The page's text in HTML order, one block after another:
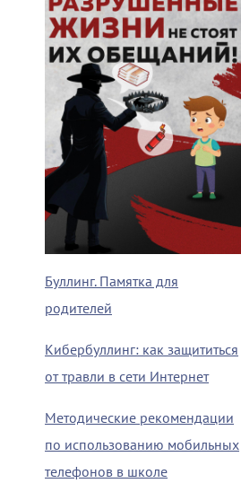
Буллинг. Памятка для
родителей
Кибербуллинг: как защититься
от травли в сети Интернет
Методические рекомендации
по использованию мобильных
телефонов в школе